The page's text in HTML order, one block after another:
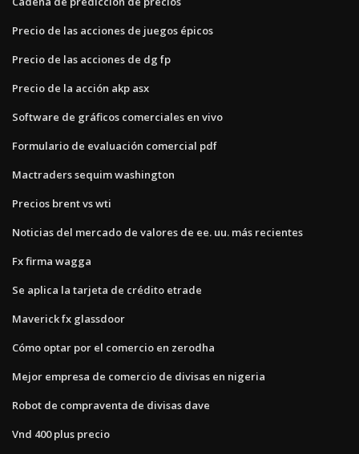
Precio de las acciones de juegos épicos
Precio de las acciones de dg fp
Precio de la acción akp asx
Software de gráficos comerciales en vivo
Formulario de evaluación comercial pdf
Mactraders sequim washington
Precios brent vs wti
Noticias del mercado de valores de ee. uu. más recientes
Fx firma wagga
Se aplica la tarjeta de crédito etrade
Maverick fx glassdoor
Cómo optar por el comercio en zerodha
Mejor empresa de comercio de divisas en nigeria
Robot de compraventa de divisas dave
Vnd 400 plus precio